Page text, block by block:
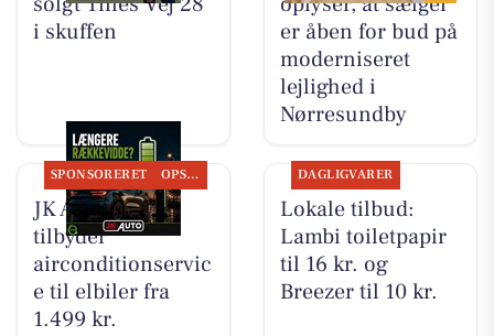
i skuffen
er åben for bud på
moderniseret
lejlighed i
Nørresundby
SPONSORERET OPSLAGSTAVLEN
JK Auto ApS
tilbyder
airconditionservic
e til elbiler fra
1.499 kr.
DAGLIGVARER
Lokale tilbud:
Lambi toiletpapir
til 16 kr. og
Breezer til 10 kr.